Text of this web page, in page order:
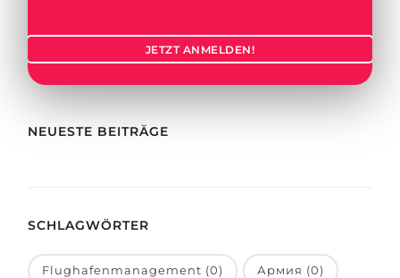
BERUFE
Beispiel-Stellenangebote
Holland-Test
Interessenkarte-Test
BEWERBEN FÜR FACHRICHTUNG …
Medizin
Physik
BEWERBEN AUS …
Russland
JETZT ANMELDEN!
NEUESTE BEITRÄGE
SCHLAGWÖRTER
Flughafenmanagement (0) Армия (0)